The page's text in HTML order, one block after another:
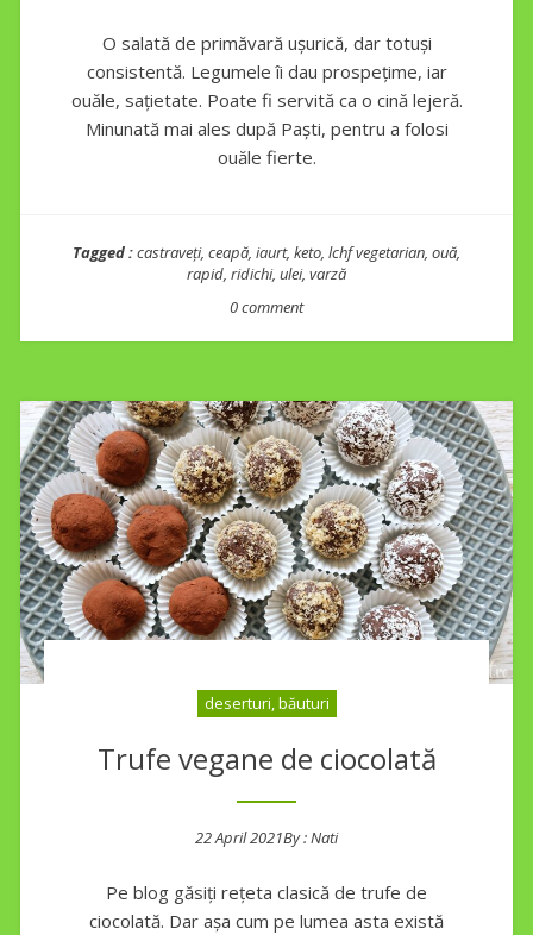
O salată de primăvară ușurică, dar totuși
consistentă. Legumele îi dau prospețime, iar
ouăle, sațietate. Poate fi servită ca o cină lejeră.
Minunată mai ales după Paști, pentru a folosi
ouăle fierte.
Tagged :castraveți, ceapă, iaurt, keto, lchf vegetarian, ouă,
rapid, ridichi, ulei, varză
0 comment
deserturi, băuturi
Trufe vegane de ciocolată
22 April 2021By :Nati
Pe blog găsiți rețeta clasică de trufe de
ciocolată. Dar așa cum pe lumea asta există